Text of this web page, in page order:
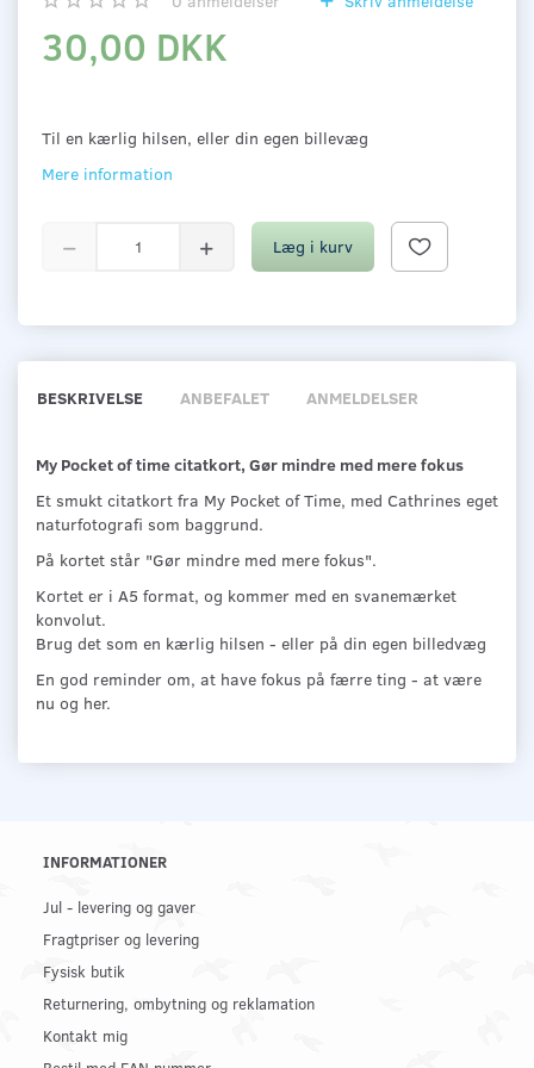
30,00 DKK
Til en kærlig hilsen, eller din egen billevæg
Mere information
Læg i kurv
BESKRIVELSE ANBEFALET ANMELDELSER
My Pocket of time citatkort, Gør mindre med mere fokus
Et smukt citatkort fra My Pocket of Time, med Cathrines eget
naturfotografi som baggrund.
På kortet står "Gør mindre med mere fokus".
Kortet er i A5 format, og kommer med en svanemærket
konvolut.
Brug det som en kærlig hilsen - eller på din egen billedvæg
En god reminder om, at have fokus på færre ting - at være
nu og her.
INFORMATIONER
Jul - levering og gaver
Fragtpriser og levering
Fysisk butik
Returnering, ombytning og reklamation
Kontakt mig